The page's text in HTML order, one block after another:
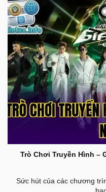
đường thăng hoa của
hành cùng Giải Trí -
vào không gian văn
bỏ lỡ bất kỳ khoảnh
nghiệp
Xem thêm:tin
Hoạt Động,
Trò Chơi Truyền
Trò Chơi Truyền Hình –
Sức hút của các chương